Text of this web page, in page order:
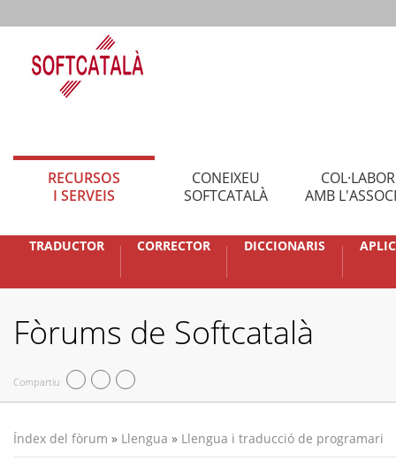
RECURSOS
I SERVEIS
CONEIXEU
SOFTCATALÀ
AMB
TRADUCTOR CORRECTOR DICCIONARIS
Fòrums de Softcatalà
Compartiu
Índex del fòrum » Llengua » Llengua i traducció de programari